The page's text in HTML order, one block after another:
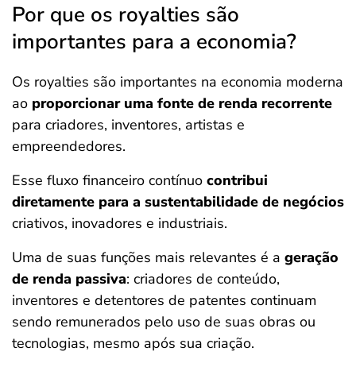
Por que os royalties são
importantes para a economia?
Os royalties são importantes na economia moderna
ao proporcionar uma fonte de renda recorrente
para criadores, inventores, artistas e
empreendedores.
Esse fluxo financeiro contínuo contribui
diretamente para a sustentabilidade de negócios
criativos, inovadores e industriais.
Uma de suas funções mais relevantes é a geração
de renda passiva: criadores de conteúdo,
inventores e detentores de patentes continuam
sendo remunerados pelo uso de suas obras ou
tecnologias, mesmo após sua criação.